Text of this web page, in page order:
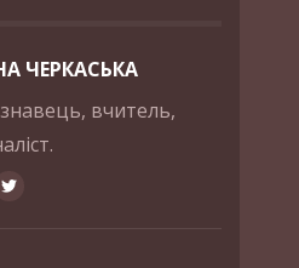
ЧЕРКАСЬКА
вчитель,